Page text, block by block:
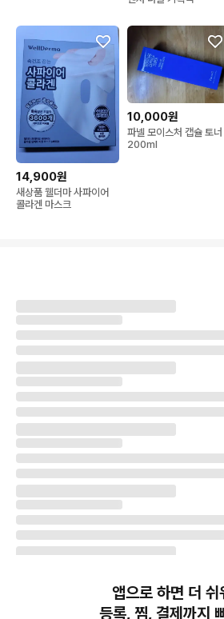
14,900원
새상품 웰더마 사파이어
콜라겐 마스크
10,000원
파넬 모이스처 캡슐 토너
200ml
앱으로 하면 더 쉬
등록, 찜, 결제까지